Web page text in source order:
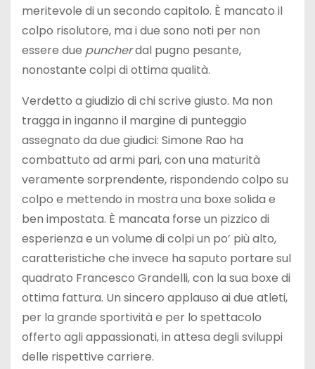
meritevole di un secondo capitolo. È mancato il
colpo risolutore, ma i due sono noti per non
essere due puncherdal pugno pesante,
nonostante colpi di ottima qualità.
Verdetto a giudizio di chi scrive giusto. Ma non
tragga in inganno il margine di punteggio
assegnato da due giudici: Simone Rao ha
combattuto ad armi pari, con una maturità
veramente sorprendente, rispondendo colpo su
colpo e mettendo in mostra una boxe solida e
ben impostata. È mancata forse un pizzico di
esperienza e un volume di colpi un po’ più alto,
caratteristiche che invece ha saputo portare sul
quadrato Francesco Grandelli, con la sua boxe di
ottima fattura. Un sincero applauso ai due atleti,
per la grande sportività e per lo spettacolo
offerto agli appassionati, in attesa degli sviluppi
delle rispettive carriere.